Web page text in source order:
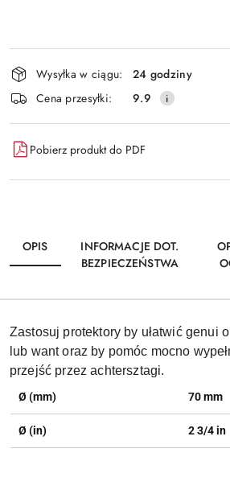
Wyślij
Dostępność
i
dostawa
Wysyłka w ciągu:
24 godziny
Cena przesyłki:
9.9
Pobierz produkt do PDF
OPIS
INFORMACJE DOT.
BEZPIECZEŃSTWA
Zastosuj protektory by ułatwić genui
lub want oraz by pomóc mocno
przejść przez achtersztagi.
Ø (mm) 70 mm
Ø (in) 2 3/4 in